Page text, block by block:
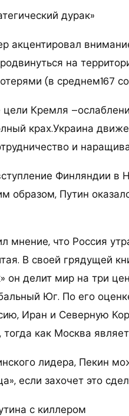
дурак»
акцентировал
на
(в среднем167
Кремля
крах.Украина
и
Финляндии в
образом, Путин
мнение, что Россия
В своей грядущей
он делит мир на три
Юг. По его
Иран и Северную
тогда как Москва
лидера, Пекин
если захочет это
с киллером